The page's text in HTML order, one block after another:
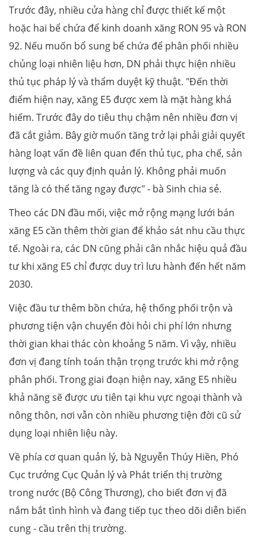
Trước đây, nhiều cửa hàng chỉ được thiết kế một
hoặc hai bể chứa để kinh doanh xăng RON 95 và RON
92. Nếu muốn bổ sung bể chứa để phân phối nhiều
chủng loại nhiên liệu hơn, DN phải thực hiện nhiều
thủ tục pháp lý và thẩm duyệt kỹ thuật. "Đến thời
điểm hiện nay, xăng E5 được xem là mặt hàng khá
hiếm. Trước đây do tiêu thụ chậm nên nhiều đơn vị
đã cắt giảm. Bây giờ muốn tăng trở lại phải giải quyết
hàng loạt vấn đề liên quan đến thủ tục, pha chế, sản
lượng và các quy định quản lý. Không phải muốn
tăng là có thể tăng ngay được" - bà Sinh chia sẻ.
Theo các DN đầu mối, việc mở rộng mạng lưới bán
xăng E5 cần thêm thời gian để khảo sát nhu cầu thực
tế. Ngoài ra, các DN cũng phải cân nhắc hiệu quả đầu
tư khi xăng E5 chỉ được duy trì lưu hành đến hết năm
2030.
Việc đầu tư thêm bồn chứa, hệ thống phối trộn và
phương tiện vận chuyển đòi hỏi chi phí lớn nhưng
thời gian khai thác còn khoảng 5 năm. Vì vậy, nhiều
đơn vị đang tính toán thận trọng trước khi mở rộng
phân phối. Trong giai đoạn hiện nay, xăng E5 nhiều
khả năng sẽ được ưu tiên tại khu vực ngoại thành và
nông thôn, nơi vẫn còn nhiều phương tiện đời cũ sử
dụng loại nhiên liệu này.
Về phía cơ quan quản lý, bà Nguyễn Thúy Hiền, Phó
Cục trưởng Cục Quản lý và Phát triển thị trường
trong nước (Bộ Công Thương), cho biết đơn vị đã
nắm bắt tình hình và đang tiếp tục theo dõi diễn biến
cung - cầu trên thị trường.